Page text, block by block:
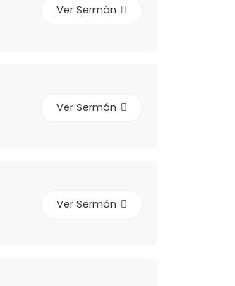
Ver Sermón
Ver Sermón
Ver Sermón